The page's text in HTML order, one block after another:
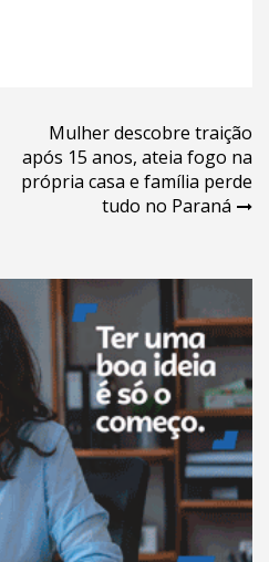
Mulher descobre traição
após 15 anos, ateia fogo na
própria casa e família perde
tudo no Paraná